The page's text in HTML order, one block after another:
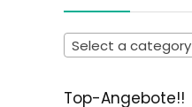
Select a category
Top-Angebote!!